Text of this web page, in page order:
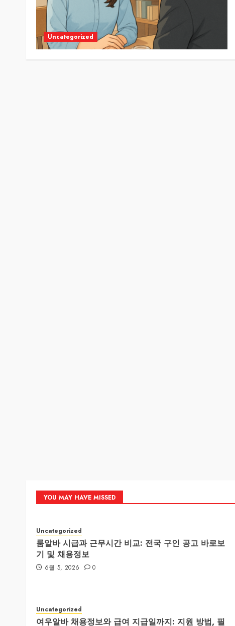
Uncategorized
YOU MAY HAVE MISSED
Uncategorized
룸알바 시급과 근무시간 비교: 전국 구인 공고 바로보
기 및 채용정보
6월 5, 2026 0
Uncategorized
여우알바 채용정보와 급여 지급일까지: 지원 방법, 필